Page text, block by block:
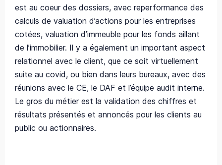
est au coeur des dossiers, avec reperformance des
calculs de valuation d’actions pour les entreprises
cotées, valuation d’immeuble pour les fonds aillant
de l’immobilier. Il y a également un important aspect
relationnel avec le client, que ce soit virtuellement
suite au covid, ou bien dans leurs bureaux, avec des
réunions avec le CE, le DAF et l’équipe audit interne.
Le gros du métier est la validation des chiffres et
résultats présentés et annoncés pour les clients au
public ou actionnaires.